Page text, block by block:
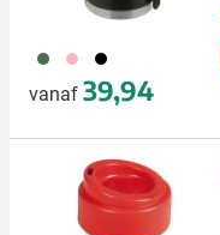
374 376 306
vanaf 39,94